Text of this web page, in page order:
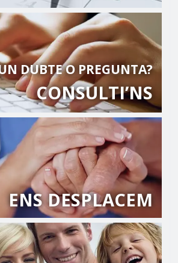
DUBTE O PREGUNTA?
CONSULTI’NS
ENS DESPLACEM